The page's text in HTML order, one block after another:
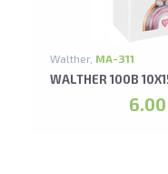
(B) ALBUMS*
Walther, MA-311
WALTHER 100B